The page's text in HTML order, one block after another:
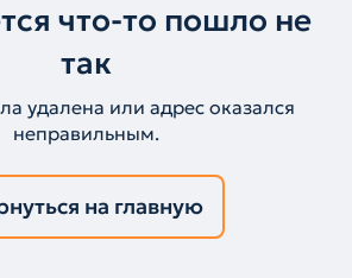
что-то пошло не
так
удалена или адрес оказался
неправильным.
на главную